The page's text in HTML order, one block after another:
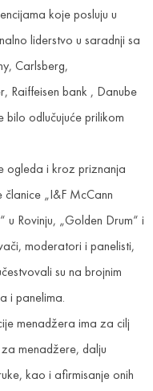
koje posluju u
liderstvo u saradnji sa
Carlsberg,
Raiffeisen bank , Danube
bilo odlučujuće prilikom
ogleda i kroz priznanja
„I&F McCann
u Rovinju, „Golden Drum“ i
moderatori i panelisti,
su na brojnim
i panelima.
menadžera ima za cilj
menadžere, dalju
kao i afirmisanje onih